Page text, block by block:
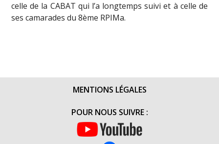
celle de la CABAT qui l’a longtemps suivi et à celle de
ses camarades du 8ème RPIMa.
MENTIONS LÉGALES
POUR NOUS SUIVRE :